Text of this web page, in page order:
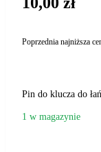
Poprzednia najniższa
Pin do klucza do
1 w magazynie